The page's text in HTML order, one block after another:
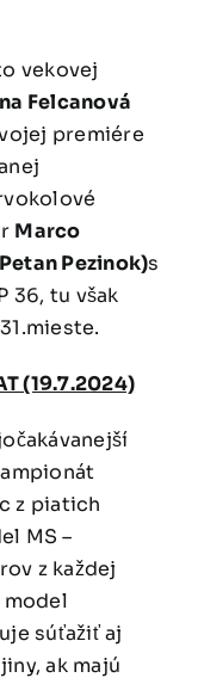
vekovej
Felcanová
premiére
Marco
Pezinok)s
36, tu však
(19.7.2024)
z piatich
MS –
z každej
súťažiť aj
ak majú